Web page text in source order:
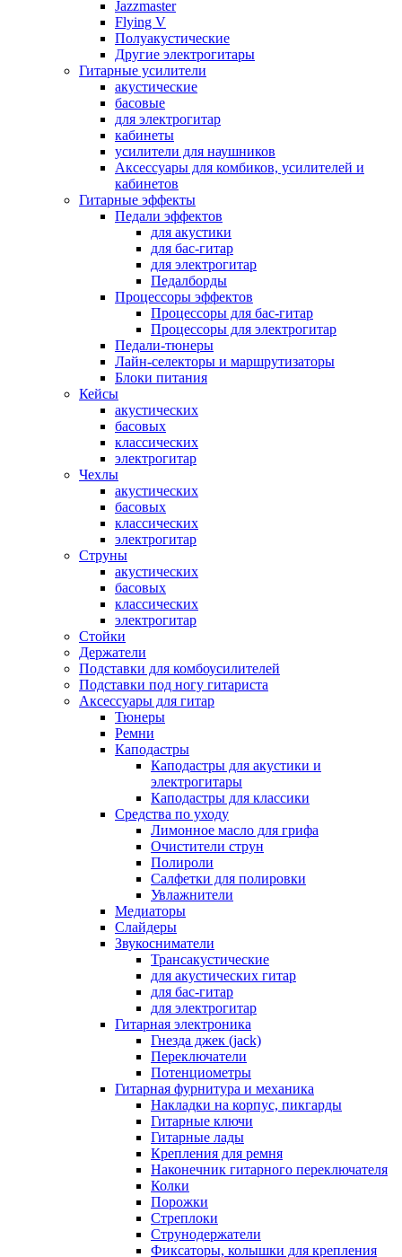
Jazzmaster
Flying V
Полуакустические
Другие электрогитары
Гитарные усилители
акустические
басовые
для электрогитар
кабинеты
усилители для наушников
Аксессуары для комбиков, усилителей и
кабинетов
Гитарные эффекты
Педали эффектов
для акустики
для бас-гитар
для электрогитар
Педалборды
Процессоры эффектов
Процессоры для бас-гитар
Процессоры для электрогитар
Педали-тюнеры
Лайн-селекторы и маршрутизаторы
Блоки питания
Кейсы
акустических
басовых
классических
электрогитар
Чехлы
акустических
басовых
классических
электрогитар
Струны
акустических
басовых
классических
электрогитар
Стойки
Держатели
Подставки для комбоусилителей
Подставки под ногу гитариста
Аксессуары для гитар
Тюнеры
Ремни
Каподастры
Каподастры для акустики и
электрогитары
Каподастры для классики
Средства по уходу
Лимонное масло для грифа
Очистители струн
Полироли
Салфетки для полировки
Увлажнители
Медиаторы
Слайдеры
Звукосниматели
Трансакустические
для акустических гитар
для бас-гитар
для электрогитар
Гитарная электроника
Гнезда джек (jack)
Переключатели
Потенциометры
Гитарная фурнитура и механика
Накладки на корпус, пикгарды
Гитарные ключи
Гитарные лады
Крепления для ремня
Наконечник гитарного переключателя
Колки
Порожки
Стреплоки
Струнодержатели
Фиксаторы, колышки для крепления